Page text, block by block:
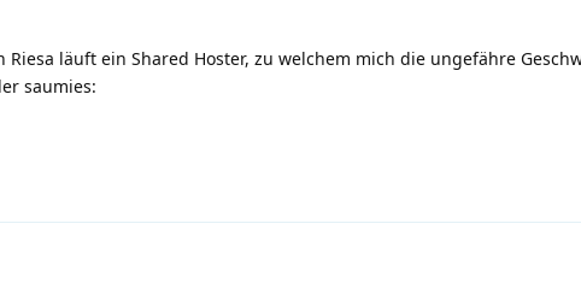
Riesa läuft ein Shared Hoster, zu welchem mich die ungefähre
saumies: